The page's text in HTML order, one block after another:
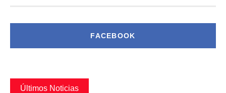
FACEBOOK
Últimos Noticias